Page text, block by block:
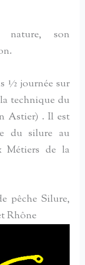
son
½ journée sur
technique du
Astier) . Il est
du silure au
Métiers de la
pêche Silure,
Rhône